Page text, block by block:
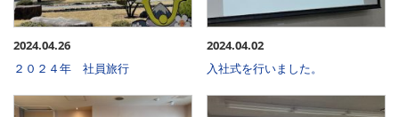
2024.04.26
２０２４年 社員旅行
2024.04.02
入社式を行いました。